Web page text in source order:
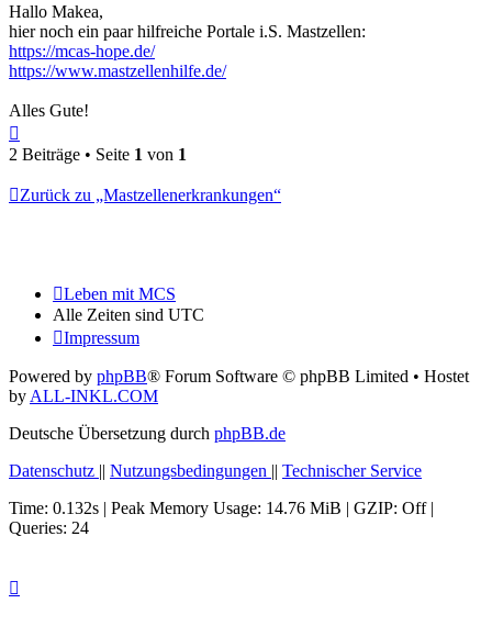
Hallo Makea,
hier noch ein paar hilfreiche Portale i.S. Mastzellen:
https://mcas-hope.de/
https://www.mastzellenhilfe.de/
Alles Gute!
oben
2 Beiträge • Seite 1 von 1
Zurück zu „Mastzellenerkrankungen“
Leben mit MCS
Alle Zeiten sind UTC
Impressum
Powered by phpBB® Forum Software © phpBB Limited • Hostet
by ALL-INKL.COM
Deutsche Übersetzung durch phpBB.de
Datenschutz || Nutzungsbedingungen || Technischer Service
Time: 0.132s | Peak Memory Usage: 14.76 MiB | GZIP: Off |
Queries: 24